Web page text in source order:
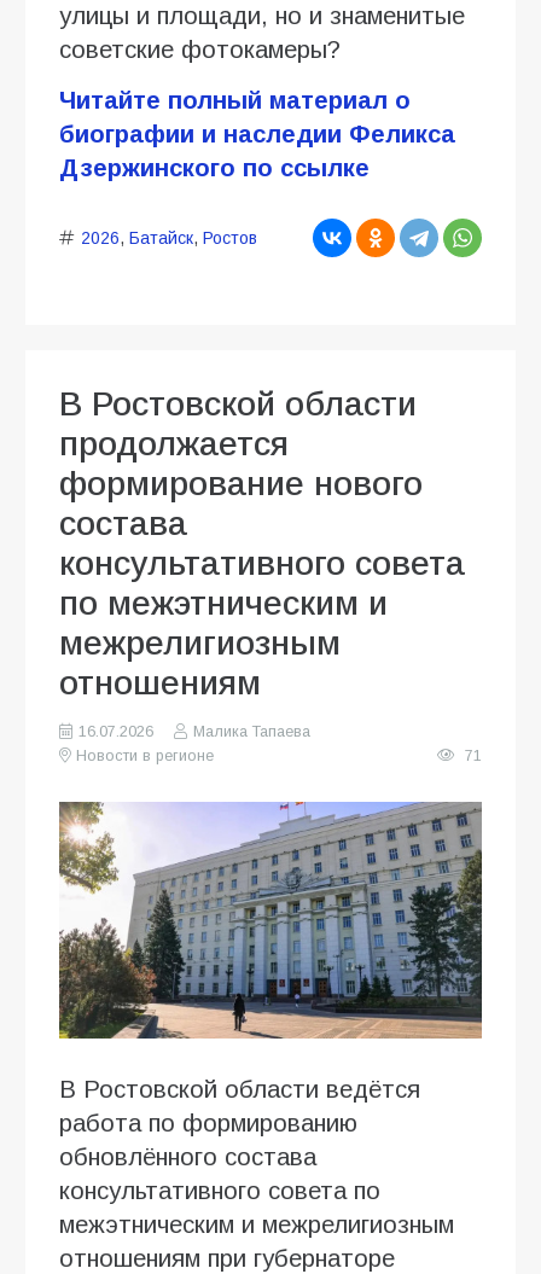
улицы и площади, но и знаменитые
советские фотокамеры?
Читайте полный материал о
биографии и наследии Феликса
Дзержинского по ссылке
2026, Батайск, Ростов
В Ростовской области
продолжается
формирование нового
состава
консультативного совета
по межэтническим и
межрелигиозным
отношениям
16.07.2026
Малика Тапаева
Новости в регионе
71
В Ростовской области ведётся
работа по формированию
обновлённого состава
консультативного совета по
межэтническим и межрелигиозным
отношениям при губернаторе